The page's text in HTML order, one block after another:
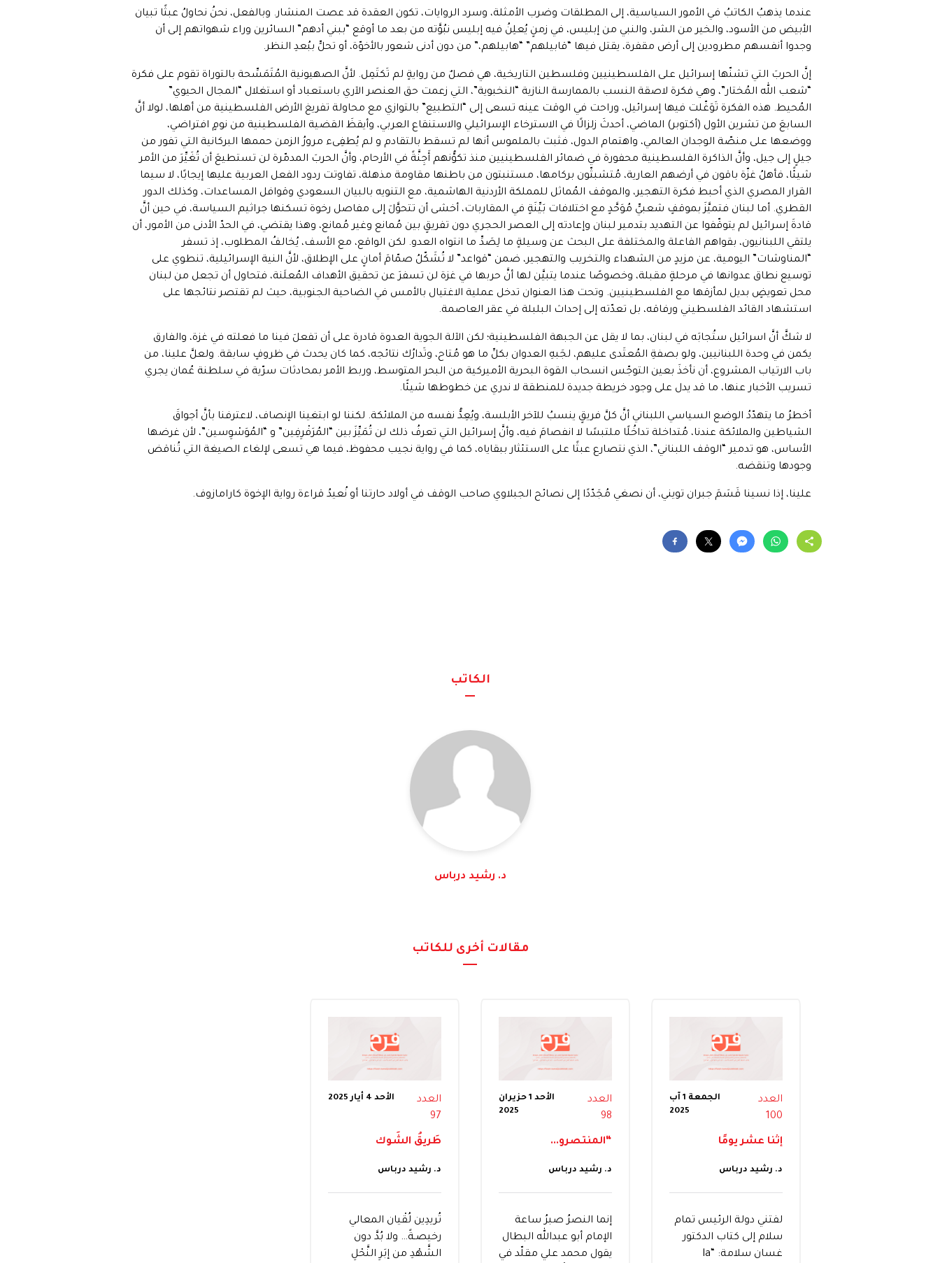
عندما يذهبُ الكاتبُ في الأمور السياسية، إلى المطلقات وضرب الأمثلة، وسرد الروايات، تكون العقدة قد عصت المنشار. وبالفعل، نحنُ نحاولُ عبثًا تبيان
الأبيض من الأسود، والخير من الشر، والنبي من إبليس، في زمنٍ يُعلِنُ فيه إبليس نبُوَّته من بعد ما أوقع “ببني أدهم” السائرين وراء شهواتهم إلى أن
وجدوا أنفسهم مطرودين إلى أرض مقفرة، يقتل فيها “قابيلهم” “هابيلهم،” من دون أدنى شعور بالأخوّة، أو تحلٍّ ببُعدِ النظر.
إنَّ الحربَ التي تشنّها إسرائيل على الفلسطينيين وفلسطين التاريخية، هي فصلٌ من روايةٍ لم تَكتَمِل. لأنَّ الصهيونية المُتَمَسِّحة بالتوراة تقوم على فكرة
“شعب الله المُختار”، وهي فكرة لاصقة النسب بالممارسة النازية “النخبوية”، التي زعمت حق العنصر الآري باستعباد أو استغلال “المجال الحيوي”
المُحيط. هذه الفكرة تَوَغّلت فيها إسرائيل، وراحت في الوقت عينه تسعى إلى “التطبيع” بالتوازي مع محاولة تفريغ الأرض الفلسطينية من أهلها، لولا أنَّ
السابعَ من تشرين الأول (أكتوبر) الماضي، أحدثَ زلزالًا في الاسترخاء الإسرائيلي والاستنقاع العربي، وأيقظَ القضية الفلسطينية من نومٍ افتراضي،
ووضعها على منصّة الوجدان العالمي، واهتمام الدول، فثبت بالملموس أنها لم تسقط بالتقادم و لم يُطفِىء مرورُ الزمن حممها البركانية التي تفور من
جيلٍ إلى جيل، وأنَّ الذاكرة الفلسطينية محفورة في ضمائر الفلسطينيين منذ تكوُّنهم أَجِنَّةً في الأرحام، وأنَّ الحربَ المدمّرة لن تستطيعَ أن تُغَيِّرَ من الأمر
شيئًا، فأهلُ غزّة باقون في أرضهم العارية، مُتشبثّون بركامها، مستنبتون من باطنها مقاومة مذهلة، تفاوتت ردود الفعل العربية عليها إيجابًا، لا سيما
القرار المصري الذي أحبط فكرة التهجير، والموقف المُماثل للمملكة الأردنية الهاشمية، مع التنويه بالبيان السعودي وقوافل المساعدات، وكذلك الدور
القطري. أما لبنان فتميَّزَ بموقفٍ شعبيٍّ مُوَحَّدٍ مع اختلافات بَيِّنَةٍ في المقاربات، أخشى أن تتحوَّلَ إلى مفاصل رخوة تسكنها جراثيم السياسة، في حين أنَّ
قادةَ إسرائيل لم يتوقّفوا عن التهديد بتدمير لبنان وإعادته إلى العصر الحجري دون تفريقٍ بين مُمانع وغير مُمانع، وهذا يقتضي، في الحدّ الأدنى من الأمور، أن
يلتقي اللبنانيون، بقواهم الفاعلة والمختلفة على البحث عن وسيلةٍ ما لِصَدِّ ما انتواه العدو. لكن الواقع، مع الأسف، يُخالفُ المطلوب، إذ تسفر
“المناوشات” اليومية، عن مزيدٍ من الشهداء والتخريب والتهجير، ضمن “قواعد” لا تُشَكّلُ صمّامَ أمانٍ على الإطلاق، لأنَّ النية الإسرائيلية، تنطوي على
توسيع نطاق عدوانها في مرحلةٍ مقبلة، وخصوصًا عندما يتبيَّن لها أنَّ حربها في غزة لن تسفرَ عن تحقيق الأهداف المُعلَنة، فتحاول أن تجعل من لبنان
محل تعويضٍ بديل لمأزقها مع الفلسطينيين. وتحت هذا العنوان تدخل عملية الاغتيال بالأمس في الضاحية الجنوبية، حيث لم تقتصر نتائجها على
استشهاد القائد الفلسطيني ورفاقه، بل تعدّته إلى إحداث البلبلة في عقر العاصمة.
لا شكَّ أنَّ اسرائيل ستُجابَه في لبنان، بما لا يقل عن الجبهة الفلسطينية؛ لكن الآلة الجوية العدوة قادرة على أن تفعلَ فينا ما فعلته في غزة، والفارق
يكمن في وحدة اللبنانيين، ولو بصفةِ المُعتَدى عليهم، لجَبهِ العدوان بكلِّ ما هو مُتاح، وتَدارُك نتائجه، كما كان يحدث في ظروفٍ سابقة. ولعلَّ علينا، من
باب الارتياب المشروع، أن نأخذَ بعين التوجّس انسحاب القوة البحرية الأميركية من البحر المتوسط، وربط الأمر بمحادثات سرّية في سلطنة عُمان يجري
تسريب الأخبار عنها، ما قد يدل على وجود خريطة جديدة للمنطقة لا ندري عن خطوطها شيئًا.
أخطرُ ما يتهدّدُ الوضع السياسي اللبناني أنَّ كلَّ فريقٍ ينسبُ للآخر الأبلسة، ويُعِدُّ نفسه من الملائكة. لكننا لو ابتغينا الإنصاف، لاعترفنا بأنَّ أجواقَ
الشياطين والملائكة عندنا، مُتداخلة تداخُلًا ملتبسًا لا انفصامَ فيه، وأنَّ إسرائيل التي تعرفُ ذلك لن تُمَيِّزَ بين “المُرَفْرِفِين” و “المُوَسْوِسين”، لأن غرضها
الأساس، هو تدمير “الوقف اللبناني”، الذي نتصارع عبثًا على الاستئثار ببقاياه، كما في رواية نجيب محفوظ، فيما هي تسعى لإلغاء الصيغة التي تُناقض
وجودها وتنقضه.
علينا، إذا نسينا قَسَمَ جبران تويني، أن نصغي مُجَدّدًا إلى نصائح الجبلاوي صاحب الوقف في أولاد حارتنا أو نُعيدُ قراءة رواية الإخوة كارامازوف.
الكاتب
د. رشيد درباس
مقالات أخرى للكاتب
العدد
100
الجمعة 1 آب
2025
إثنا عشر يومًا
د. رشيد درباس
لفتني دولة الرئيس تمام
سلام إلى كتاب الدكتور
غسان سلامة: “la
العدد
98
الأحد 1 حزيران
2025
“المنتصرو...
د. رشيد درباس
إنما النصرُ صبرُ ساعة
الإمام أبو عبدالله البطال
يقول محمد علي مقلّد في
العدد
97
الأحد 4 أيار 2025
طَريقُ الشَوك
د. رشيد درباس
تُريدِين لُقْيان المعالي
رخيصـةً… ولا بُدَّ دون
الشَّهْدِ من إبَرِ النَّحْلِ